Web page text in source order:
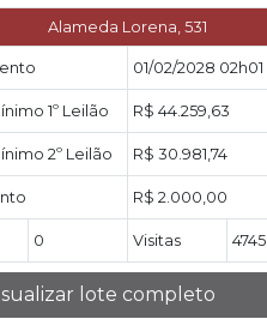
Alameda Lorena, 531
01/02/2028 02h01
1º Leilão R$ 44.259,63
2º Leilão R$ 30.981,74
R$ 2.000,00
0 Visitas 4745
lote completo